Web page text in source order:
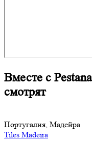
Вместе с
смотрят
Португалия, Мадейра
Tiles Madeira